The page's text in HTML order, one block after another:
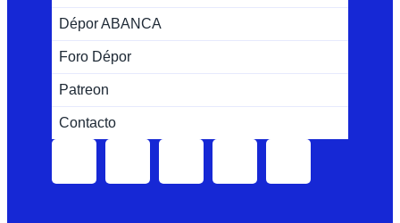
Dépor ABANCA
Foro Dépor
Patreon
Contacto